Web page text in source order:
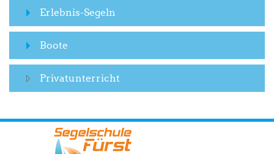
Erlebnis-Segeln
Boote
Privatunterricht